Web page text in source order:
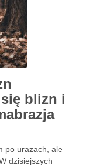
blizn i
po urazach, ale
dzisiejszych